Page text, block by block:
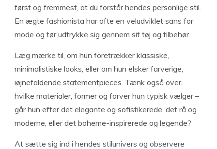
først og fremmest, at du forstår hendes personlige stil.
En ægte fashionista har ofte en veludviklet sans for
mode og tør udtrykke sig gennem sit tøj og tilbehør.
Læg mærke til, om hun foretrækker klassiske,
minimalistiske looks, eller om hun elsker farverige,
iøjnefaldende statementpieces. Tænk også over,
hvilke materialer, former og farver hun typisk vælger –
går hun efter det elegante og sofistikerede, det rå og
moderne, eller det boheme-inspirerede og legende?
At sætte sig ind i hendes stilunivers og observere